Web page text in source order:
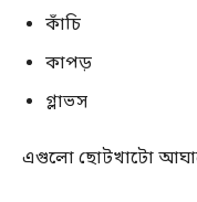
কাঁচি
কাপড়
গ্লাভস
এগুলো ছোটখাটো